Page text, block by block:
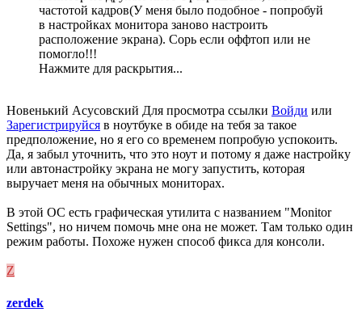
частотой кадров(У меня было подобное - попробуй
в настройках монитора заново настроить
расположение экрана). Сорь если оффтоп или не
помогло!!!
Нажмите для раскрытия...
Новенький Асусовский Для просмотра ссылки Войди или
Зарегистрируйся в ноутбуке в обиде на тебя за такое
предположение, но я его со временем попробую успокоить.
Да, я забыл уточнить, что это ноут и потому я даже настройку
или автонастройку экрана не могу запустить, которая
выручает меня на обычных мониторах.
В этой ОC есть графическая утилита с названием "Monitor
Settings", но ничем помочь мне она не может. Там только один
режим работы. Похоже нужен способ фикса для консоли.
Z
zerdek